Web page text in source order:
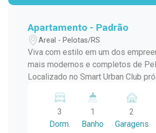
Apartamento - Padrão
Areal - Pelotas/RS
Viva com estilo em um dos
mais modernos e completos de
Localizado no Smart Urban Club
este apartamento oferece um
para quem valoriza conforto, lazer e
de vida, aliado a uma vista ampla e
3
Dorm.
1
Banho
2
Garagens